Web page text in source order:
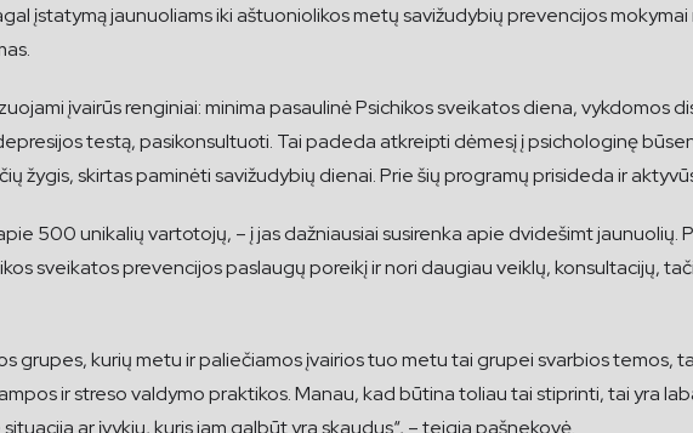
įstatymą jaunuoliams iki aštuoniolikos metų savižudybių prevencijos
įvairūs renginiai: minima pasaulinė Psichikos sveikatos diena, vykdomos
testą, pasikonsultuoti. Tai padeda atkreipti dėmesį į psichologinę
žygis, skirtas paminėti savižudybių dienai. Prie šių programų prisideda ir
500 unikalių vartotojų, – į jas dažniausiai susirenka apie dvidešimt jaunuolių.
sveikatos prevencijos paslaugų poreikį ir nori daugiau veiklų, konsultacijų,
grupes, kurių metu ir paliečiamos įvairios tuo metu tai grupei svarbios temos,
ir streso valdymo praktikos. Manau, kad būtina toliau tai stiprinti, tai yra
ar įvykiu, kuris jam galbūt yra skaudus“, – teigia pašnekovė.